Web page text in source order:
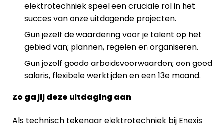
elektrotechniek speel een cruciale rol in het
succes van onze uitdagende projecten.
Gun jezelf de waardering voor je talent op het
gebied van; plannen, regelen en organiseren.
Gun jezelf goede arbeidsvoorwaarden; een goed
salaris, flexibele werktijden en een 13e maand.
Zo ga jij deze uitdaging aan
Als technisch tekenaar elektrotechniek bij Enexis